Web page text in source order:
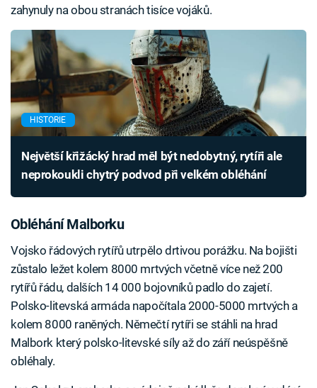
zahynuly na obou stranách tisíce vojáků.
HISTORIE
Největší křižácký hrad měl být nedobytný, rytíři ale
neprokoukli chytrý podvod při velkém obléhání
Obléhání Malborku
Vojsko řádových rytířů utrpělo drtivou porážku. Na bojišti
zůstalo ležet kolem 8000 mrtvých včetně více než 200
rytířů řádu, dalších 14 000 bojovníků padlo do zajetí.
Polsko-litevská armáda napočítala 2000-5000 mrtvých a
kolem 8000 raněných. Němečtí rytíři se stáhli na hrad
Malbork který polsko-litevské síly až do září neúspěšně
obléhaly.